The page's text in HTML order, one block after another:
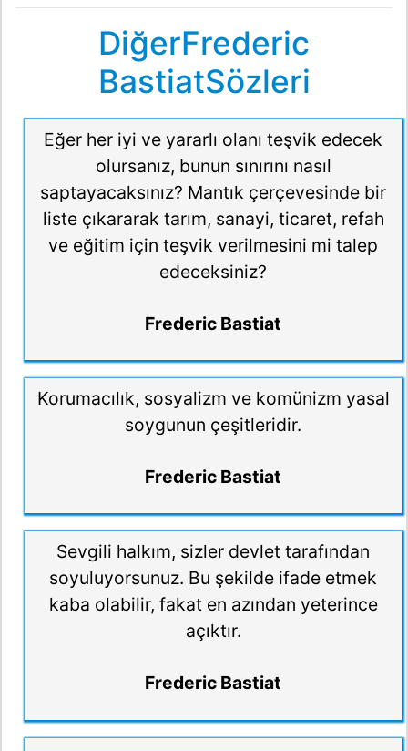
DiğerFrederic
BastiatSözleri
Eğer her iyi ve yararlı olanı teşvik edecek
olursanız, bunun sınırını nasıl
saptayacaksınız? Mantık çerçevesinde bir
liste çıkararak tarım, sanayi, ticaret, refah
ve eğitim için teşvik verilmesini mi talep
edeceksiniz?
Frederic Bastiat
Korumacılık, sosyalizm ve komünizm yasal
soygunun çeşitleridir.
Frederic Bastiat
Sevgili halkım, sizler devlet tarafından
soyuluyorsunuz. Bu şekilde ifade etmek
kaba olabilir, fakat en azından yeterince
açıktır.
Frederic Bastiat